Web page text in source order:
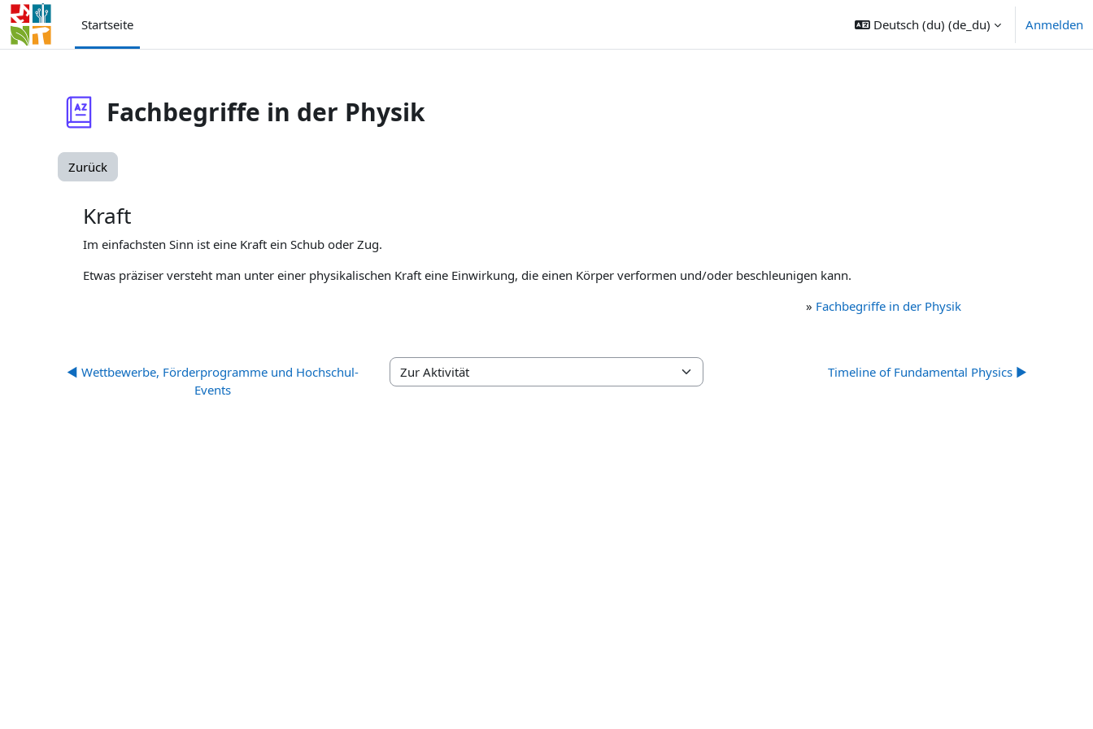
Zum Hauptinhalt
Startseite
Deutsch (du) ‎(de_du)‎ Anmelden
Fachbegriffe in der Physik
Zurück
Kraft
Im einfachsten Sinn ist eine Kraft ein Schub oder Zug.
Etwas präziser versteht man unter einer physikalischen Kraft eine Einwirkung, die einen Körper verformen und/oder beschleunigen kann.
» Fachbegriffe in der Physik
◀︎ Wettbewerbe, Förderprogramme und Hochschul-
Events
Zur Aktivität Timeline of Fundamental Physics ▶︎